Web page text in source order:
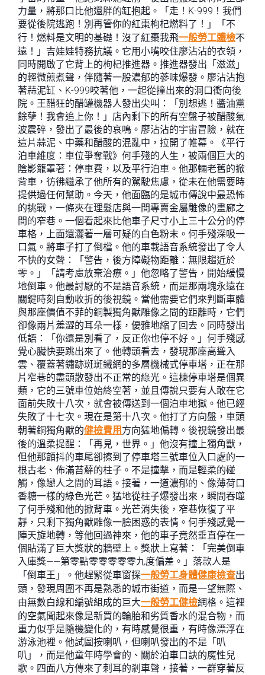
力量，將那口比他還胖的缸抱起。「走！K-999！我們
要從後院逃跑！別再管你的紅棗枸杞燃料了！」「不
行！燃料是文明的基礎！沒了紅棗我飛一般勞工體檢不
遠！」吉娃娃特務抗議。它用小嘴咬住廖沾沾的衣領，
同時開啟了它背上的枸杞推進器。推進器發出「滋滋」
的輕微煎煮聲，伴隨著一股濃郁的蔘味爆發。廖沾沾抱
著蒜泥缸、K-999咬著他，一起從撞出來的洞口衝向後
院。王醋狂的醋罐機器人發出尖叫：「別想逃！醬油黨
餘孽！我會追上你！」店內剩下的所有空盤子被醋酸氣
波震碎，發出了最後的哀鳴。廖沾沾的宇宙冒險，就在
這片蒜泥、中藥和醋酸的混亂中，拉開了帷幕。《平行
泊車維度：車位爭奪戰》何手殘的人生，被兩個巨大的
陰影籠罩著：停車費，以及平行泊車。他那輛老舊的掀
背車，彷彿繼承了他所有的駕駛焦慮，從未在他需要時
提供過任何幫助。今天，他面臨的是城市傳說中最恐怖
的挑戰，一條夾在理髮店與一間專賣金屬雕像的畫廊之
間的窄巷。一個看起來比他車子尺寸小上三十公分的停
車格，上面還灑著一層可疑的白色粉末。何手殘深吸一
口氣。將車子打了倒檔。他的車載語音系統發出了令人
不快的女聲：「警告，後方障礙物距離：無限趨近於
零。」「請考慮放棄治療。」他忽略了警告，開始緩慢
地倒車。他最討厭的不是語音系統，而是那兩塊永遠在
關鍵時刻自動收折的後視鏡。當他需要它們來判斷車體
與那座價值不菲的銅製獨角獸雕像之間的距離時，它們
卻像兩片羞澀的耳朵一樣，優雅地縮了回去。同時發出
低語：「你還是別看了，反正你也停不好。」何手殘感
覺心臟快要跳出來了。他轉頭看去，發現那座高聳入
雲、覆蓋著鏽跡斑斑鐵網的多層機械式停車塔，正在那
片窄巷的盡頭散發出不正常的綠光。這棟停車塔是個異
類，它的三號車位始終空著，並且傳說只要有人敢在它
面前失敗十八次，就會被傳送到一個泊車地獄。他已經
失敗了十七次。現在是第十八次。他打了方向盤，車頭
朝著銅獨角獸的健檢費用 方向猛地偏轉。後視鏡發出最
後的溫柔提醒：「再見，世界。」他沒有撞上獨角獸，
但他那顫抖的車尾卻擦到了停車塔三號車位入口處的一
根古老、佈滿苔蘚的柱子。不是撞擊，而是輕柔的碰
觸，像戀人之間的耳語。接著，一道濃郁的、像薄荷口
香糖一樣的綠色光芒。猛地從柱子爆發出來，瞬間吞噬
了何手殘和他的掀背車。光芒消失後，窄巷恢復了平
靜，只剩下獨角獸雕像一臉困惑的表情。何手殘感覺一
陣天旋地轉，等他回過神來，他的車子竟然垂直停在一
個貼滿了巨大獎狀的牆壁上。獎狀上寫著：「完美倒車
入庫獎——第零點零零零零零九度偏差。」落款人是
「倒車王」。他趕緊從車窗探一般勞工身體健康檢查出
頭，發現周圍不再是熟悉的城市街道，而是一望無際、
由無數白線和編號組成的巨大一般勞工健檢網格。這裡
的空氣聞起來像是新買的輪胎和劣質香水的混合物，而
重力似乎是隨機變化的，有時感覺很重，有時像漂浮在
游泳池裡。他試圖按喇叭，但喇叭發出的不是「叭
叭」，而是他童年時學會的、關於泊車口訣的魔性兒
歌。四面八方傳來了刺耳的剎車聲，接著，一群穿著反